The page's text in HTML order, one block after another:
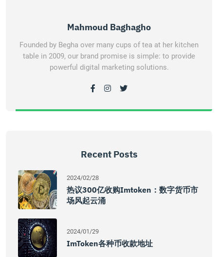
Mahmoud Baghagho
Founded by Begha over many cups of tea at her kitchen
table in 2009, our brand promise is simple: to provide
powerful digital marketing solutions.
Recent Posts
2024/02/28
热议300亿收购imtoken：数字货币市
场风起云涌
2024/01/29
ImToken各种币收款地址